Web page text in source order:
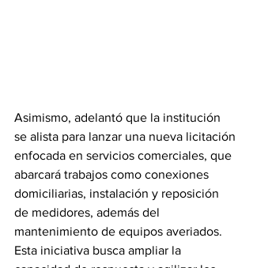
Asimismo, adelantó que la institución
se alista para lanzar una nueva licitación
enfocada en servicios comerciales, que
abarcará trabajos como conexiones
domiciliarias, instalación y reposición
de medidores, además del
mantenimiento de equipos averiados.
Esta iniciativa busca ampliar la